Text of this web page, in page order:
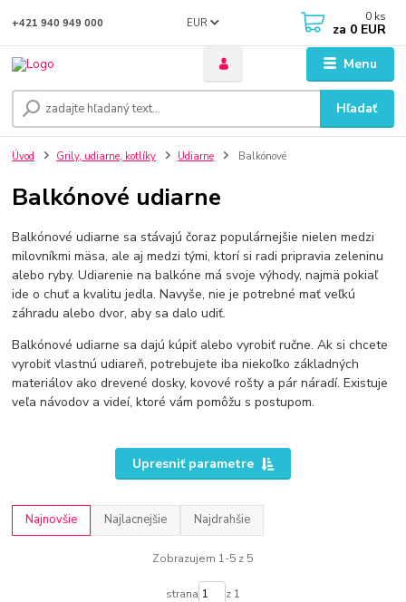
Menu
EUR
Hľadať
+421 940 949 000 0 ks
za 0 EUR
Úvod Grily, udiarne, kotlíky Udiarne Balkónové
Balkónové udiarne
Balkónové udiarne sa stávajú čoraz populárnejšie nielen medzi
milovníkmi mäsa, ale aj medzi tými, ktorí si radi pripravia zeleninu
alebo ryby. Udiarenie na balkóne má svoje výhody, najmä pokiaľ
ide o chuť a kvalitu jedla. Navyše, nie je potrebné mať veľkú
záhradu alebo dvor, aby sa dalo udiť.
Balkónové udiarne sa dajú kúpiť alebo vyrobiť ručne. Ak si chcete
vyrobiť vlastnú udiareň, potrebujete iba niekoľko základných
materiálov ako drevené dosky, kovové rošty a pár náradí. Existuje
veľa návodov a videí, ktoré vám pomôžu s postupom.
Upresniť parametre
Najnovšie Najlacnejšie Najdrahšie
Zobrazujem 1-5 z 5
strana z 1